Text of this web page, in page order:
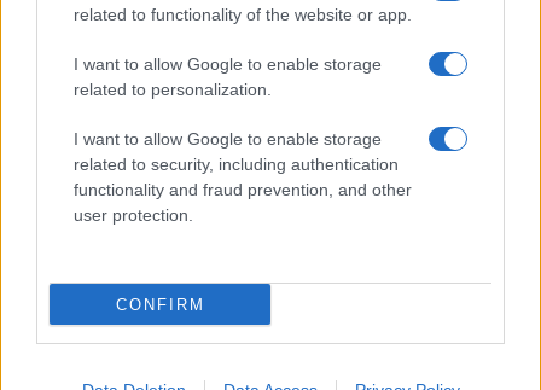
related to functionality of the website or app.
I want to allow Google to enable storage
related to personalization.
I want to allow Google to enable storage
related to security, including authentication
functionality and fraud prevention, and other
user protection.
CONFIRM